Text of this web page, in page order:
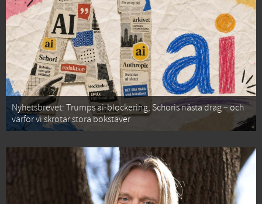
Nyhetsbrevet: Trumps ai-blockering, Schoris nästa drag – och
varför vi skrotar stora bokstäver